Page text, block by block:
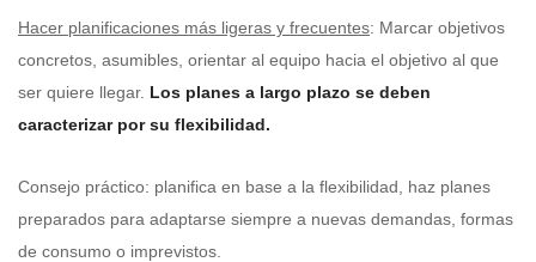
Hacer planificaciones más ligeras y frecuentes: Marcar objetivos
concretos, asumibles, orientar al equipo hacia el objetivo al que
ser quiere llegar. Los planes a largo plazo se deben
caracterizar por su flexibilidad.
Consejo práctico: planifica en base a la flexibilidad, haz planes
preparados para adaptarse siempre a nuevas demandas, formas
de consumo o imprevistos.